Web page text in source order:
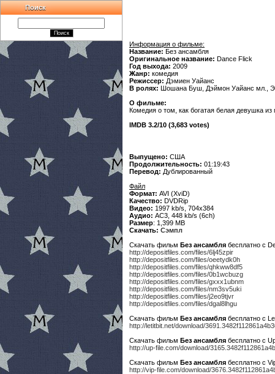
Поиск
Информация о фильме:
Название: Без ансамбля
Оригинальное название: Dance Flick
Год выхода: 2009
Жанр: комедия
Режиссер: Дэмиен Уайанс
В ролях: Шошана Буш, Дэймон Уайанс мл.,
О фильме:
Комедия о том, как богатая белая девушка из
IMDB 3.2/10 (3,683 votes)
Выпущено: США
Продолжительность: 01:19:43
Перевод: Дублированный
Файл
Формат: AVI (XviD)
Качество: DVDRip
Видео: 1997 kb/s, 704x384
Аудио: AC3, 448 kb/s (6ch)
Размер: 1,399 MB
Скачать: Сэмпл
Скачать фильм Без ансамбля бесплатно с
http://depositfiles.com/files/6lj45zpir
http://depositfiles.com/files/oeetydk0h
http://depositfiles.com/files/qhkww8df5
http://depositfiles.com/files/0b1wcbuzg
http://depositfiles.com/files/gxxx1ubnm
http://depositfiles.com/files/nm3sv5uki
http://depositfiles.com/files/j2eo9tjvr
http://depositfiles.com/files/dgal8lhgu
Скачать фильм Без ансамбля бесплатно с
http://letitbit.net/download/
Скачать фильм Без ансамбля бесплатно с
http://up-file.com/download/
Скачать фильм Без ансамбля бесплатно с
http://vip-file.com/download/